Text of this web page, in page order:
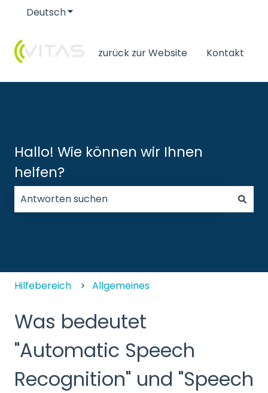
DeutschUntermenü für Übersetzungen anzeigen
zurück zur Website Kontakt
Hallo! Wie können wir Ihnen
helfen?
Hilfebereich Allgemeines
Was bedeutet
"Automatic Speech
Recognition" und "Speech